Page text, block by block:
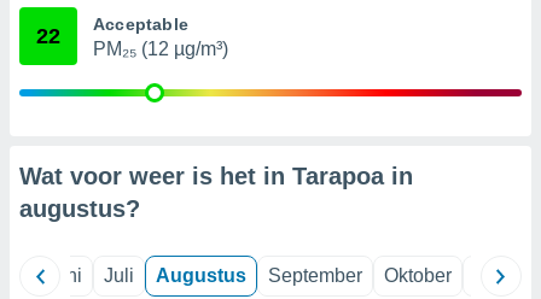
22 Acceptable
PM₂₅ (12 µg/m³)
Wat voor weer is het in Tarapoa in
augustus?
Juni Juli Augustus September Oktober